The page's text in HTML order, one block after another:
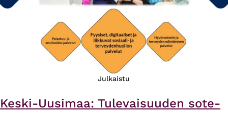
Julkaistu
Keski-Uusimaa: Tulevaisuuden sote-